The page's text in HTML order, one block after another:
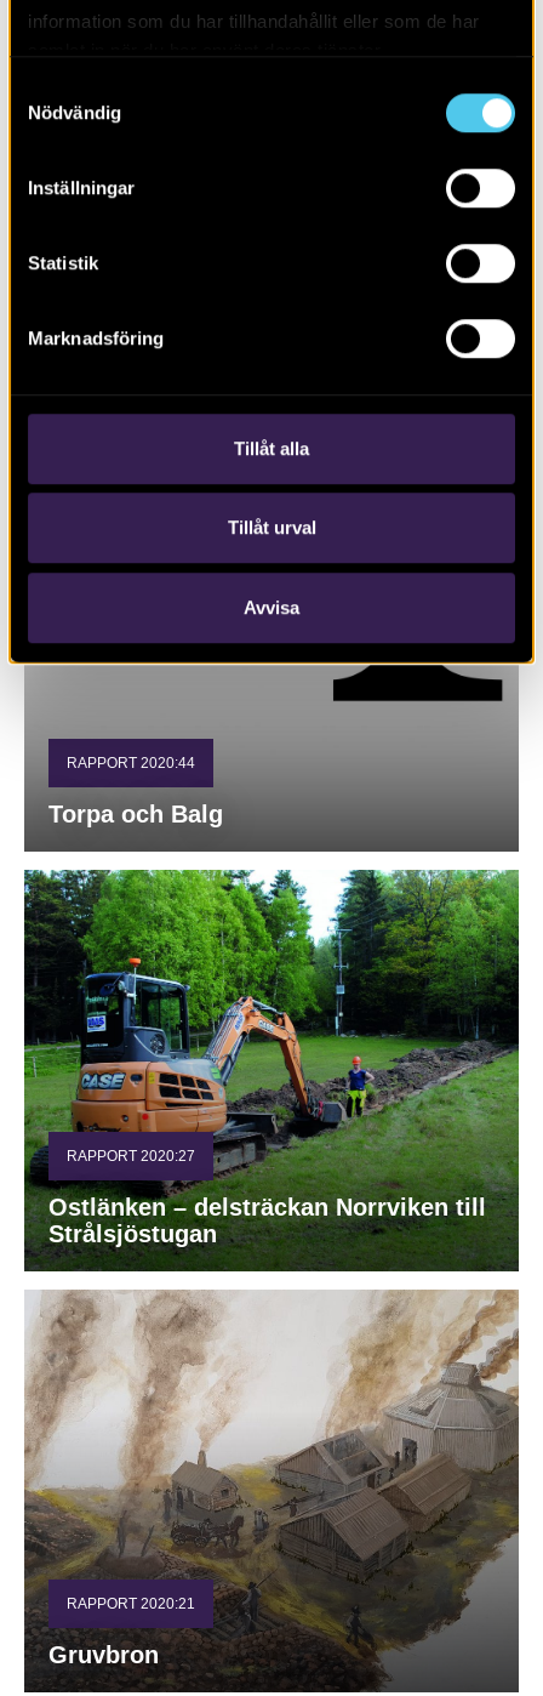
information som du har tillhandahållit eller som de har
Nödvändig
Inställningar
Statistik
Marknadsföring
Tillåt alla
Tillåt urval
Avvisa
verksamhetskvarter i Viggbyholm
RAPPORT 2020:44
Torpa och Balg
RAPPORT 2020:27
Ostlänken – delsträckan Norrviken till
Strålsjöstugan
RAPPORT 2020:21
Gruvbron